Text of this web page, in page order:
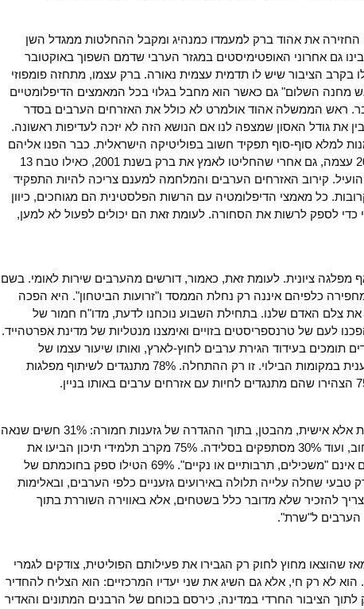
את אהוד ברק למעמדו כמנהיג ומקבל ההחלטות ממגדל השן
גם אחרוני האופטימיסטים במגזר הערבי שדמם השפוך באוקטובר
אפילו בקרב הציבור שיש לו תדמית עצמית נאורה. ברק עצמו, מתחזה פומפוזי
מחנה השלום" גם כאשר הוא מחבל בגלוי בכל המאמצים הדיפלומטיים
ראש הממשלה אהוד אולמרט לא כולל את האזרחים הערבים בסדר
את גודל האסון שמצפה לנו אם הנושא הזה לא יזכה לעדיפות ראשונה.
למלא סוף-סוף תפקיד חשוב בפוליטיקה הישראלית. כבר הפנו אליהם
קריאות לפעולה בשנת 2000 עצמה, גם אחרי שהחליטו לאמץ את ברק בשנת 2001, כאילו טבח 13
קירוב האזרחים הערבים והמלחמה למענם צריכה להיות התפקיד
כל מאמצי הדיפלומטיה עם הרשות הפלסטינית הם מגוחכים, כיוון
כדי לספק לרשות את הסחורה. לעומת זאת הם יכולים לפעול לא למען,
מפלגה ציונית. לעומת זאת, כאמור, דורשים מהערבים שירות לאומי. בשם
כלפיהם איננה רק נחלת הממסד ו"זרועות הביטחון". היא הפכה
צלם האדם שלנו. בתחילת השבוע נוכחנו לדעת, מדו"ח חמור של
לעם של טרנספריסטים בזויים ואימצנו מנטליות של מדינת אפרטהייד.
תומכים בעידוד הגירת ערבים לחוץ-לארץ, ואותו שיעור עצמו של
משיבים מצדד בהפרדה גזענית במקומות הבילוי. זו רק ההתחלה. 78% מתנגדים לשיתוף מפלגות
הסלידה היא לא רק פוליטית אלא אישית, מהבטן, בתוך ההגדרה של גזענות חמורה: 31% חשים שנאה
כשהם שומעים ערבית ברחוב, ועוד 30% מסתפקים בסלידה. 75% מקרב תלמידי תיכון הביעו את
הדעה המלומדת, שהערבים אינם "משכילים, תרבותיים או נקיים". 69% הטילו ספק בחוכמתם של
טבעי שחלה עלייה תלולה באירועים גזעניים כלפי הערבים, ובאלימות
להזכיר שלא מדובר כלל בשטחים, אלא באווירה השוררת בתוך
ל"שרת".
שהוצאו מחוץ לחוק רק הגבירו את פעילותם הפוליטית, צודקים לגמרי
לא רק חי, אלא גם השיג את שני יעדיו המרכזיים: הוא הצליח להחדיר
הציבור החרדי במדינה, כירסם בכוחם של הרבנים המתונים והאדיר